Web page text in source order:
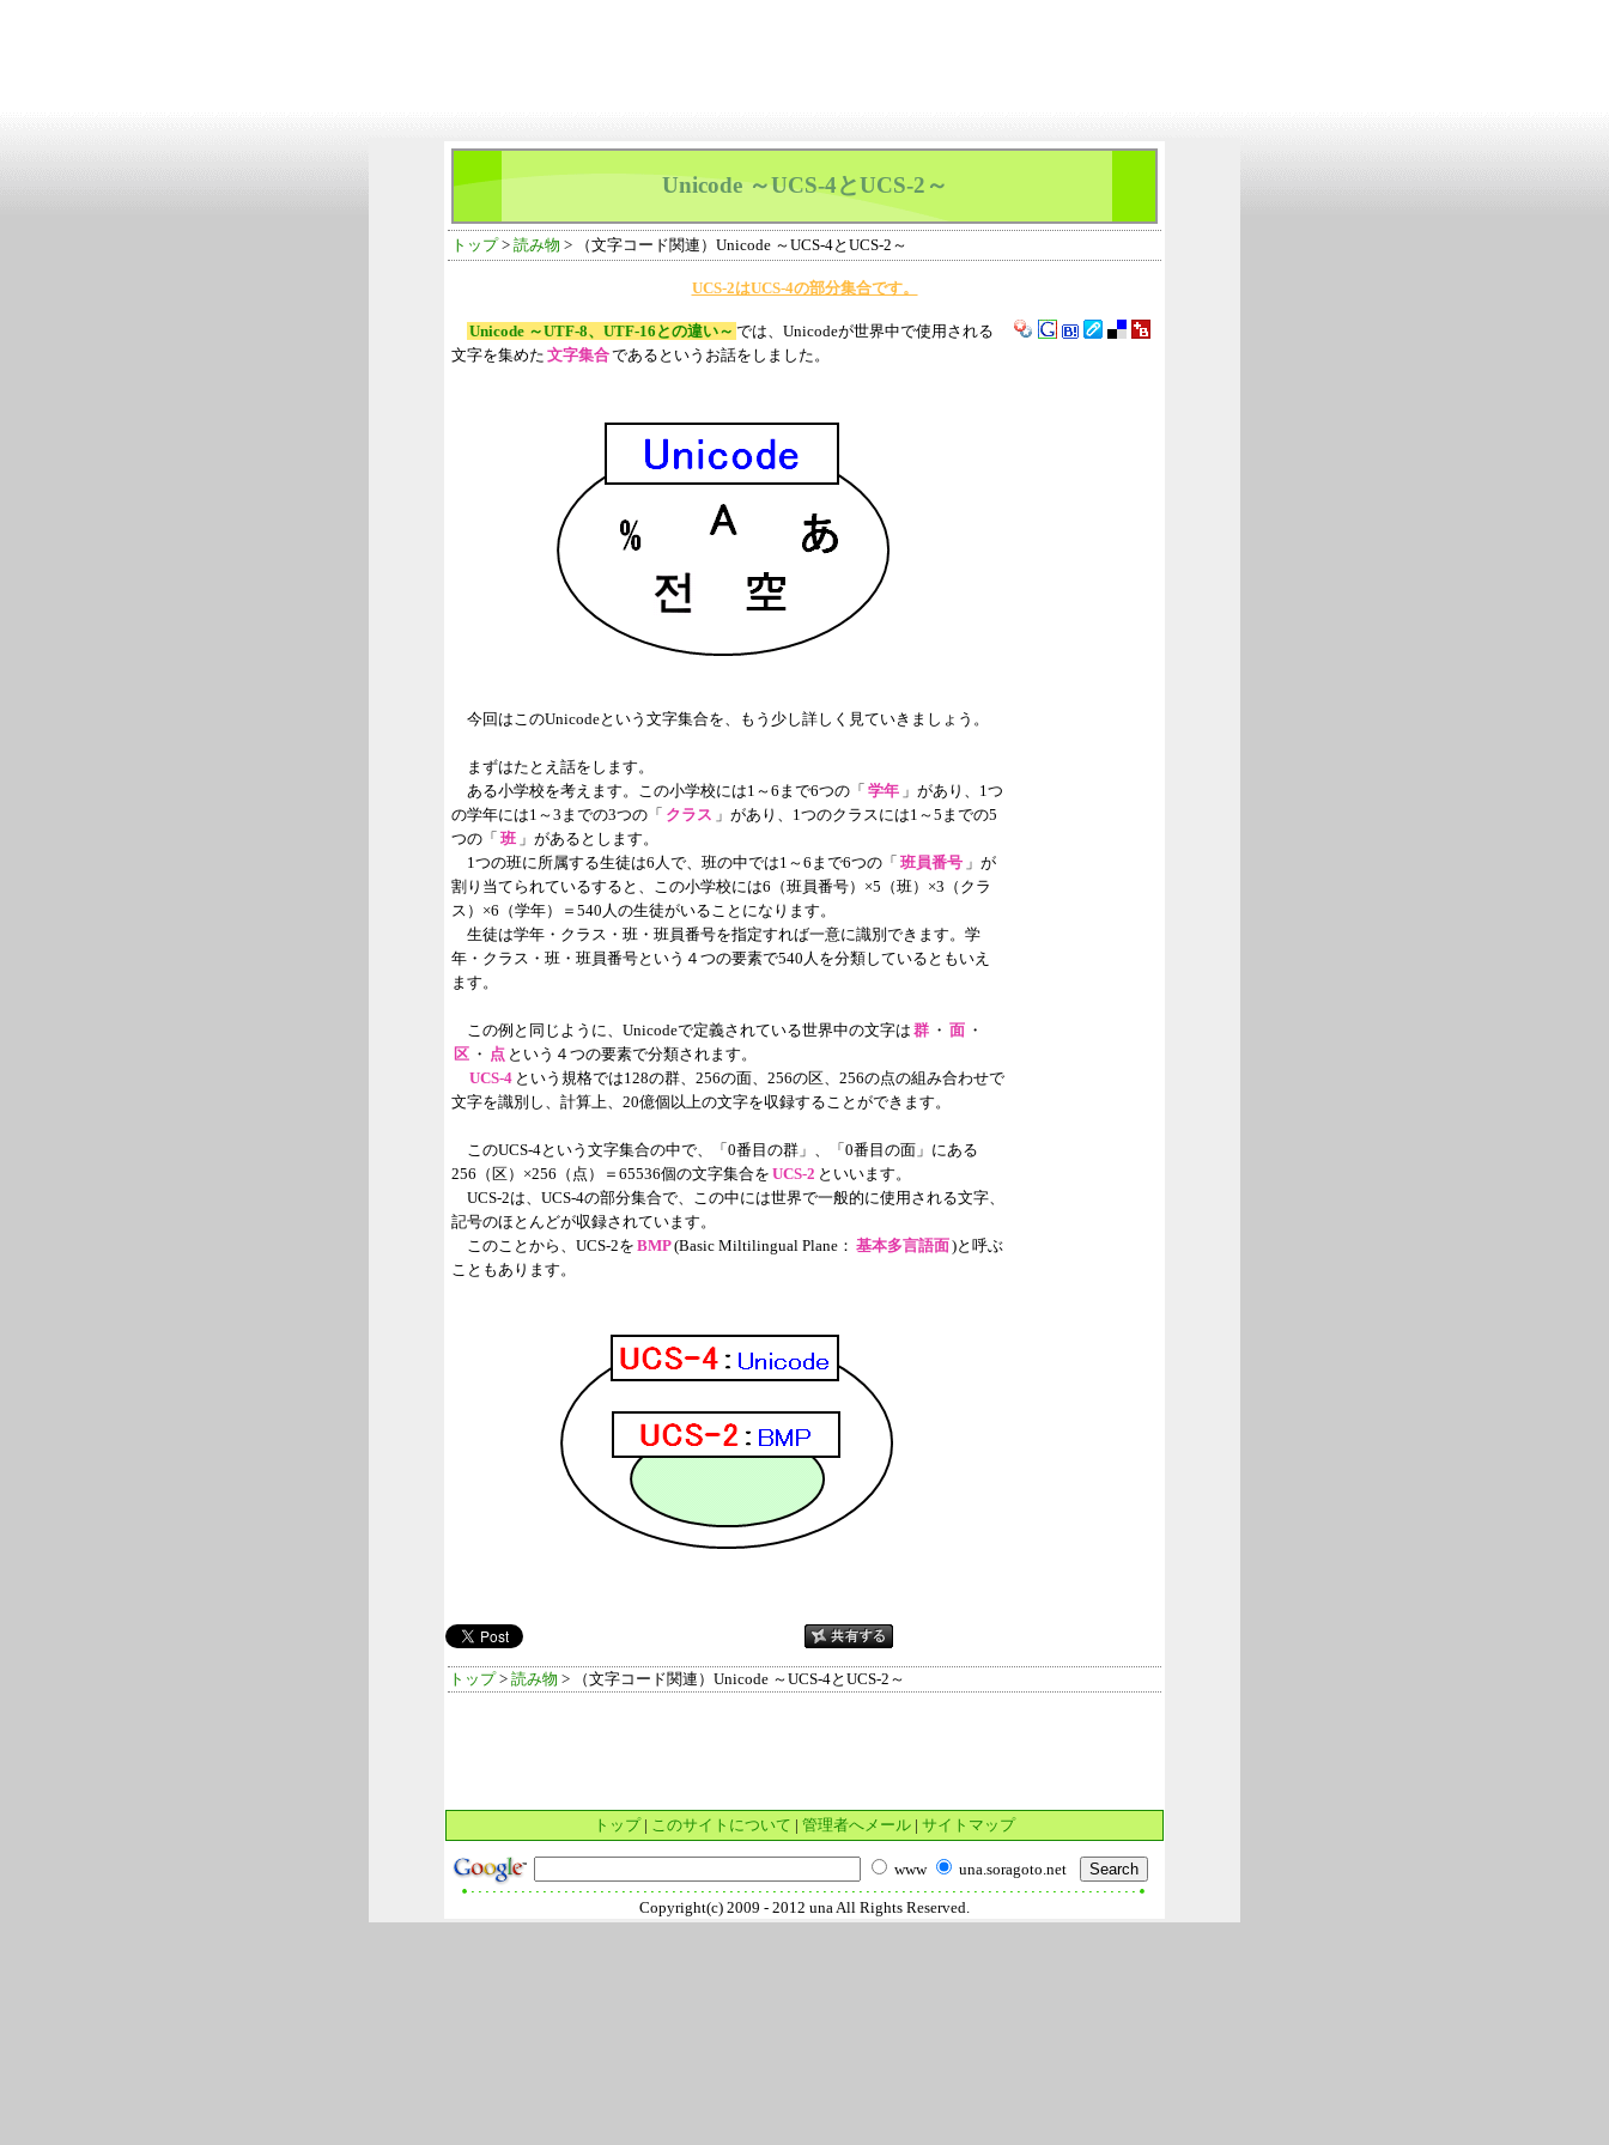
Unicode ～UCS-4とUCS-2～
トップ> 読み物 > （文字コード関連）Unicode ～UCS-4とUCS-2～
UCS-2はUCS-4の部分集合です。
Unicode ～UTF-8、UTF-16との違い～ では、Unicodeが世界中で使用される
文字を集めた 文字集合であるというお話をしました。
今回はこのUnicodeという文字集合を、もう少し詳しく見ていきましょう。
まずはたとえ話をします。
ある小学校を考えます。この小学校には1～6まで6つの「 学年 」があり、1つ
の学年には1～3までの3つの「 クラス 」があり、1つのクラスには1～5までの5
つの「 班 」があるとします。
1つの班に所属する生徒は6人で、班の中では1～6まで6つの「 班員番号 」が
割り当てられているすると、この小学校には6（班員番号）×5（班）×3（クラ
ス）×6（学年）＝540人の生徒がいることになります。
生徒は学年・クラス・班・班員番号を指定すれば一意に識別できます。学
年・クラス・班・班員番号という４つの要素で540人を分類しているともいえ
ます。
この例と同じように、Unicodeで定義されている世界中の文字は 群 ・ 面 ・
区 ・ 点 という４つの要素で分類されます。
UCS-4 という規格では128の群、256の面、256の区、256の点の組み合わせで
文字を識別し、計算上、20億個以上の文字を収録することができます。
このUCS-4という文字集合の中で、「0番目の群」、「0番目の面」にある
256（区）×256（点）＝65536個の文字集合を UCS-2 といいます。
UCS-2は、UCS-4の部分集合で、この中には世界で一般的に使用される文字、
記号のほとんどが収録されています。
このことから、UCS-2を BMP(Basic Miltilingual Plane： 基本多言語面)と呼ぶ
こともあります。
トップ> 読み物 > （文字コード関連）Unicode ～UCS-4とUCS-2～
トップ| このサイトについて | 管理者へメール | サイトマップ
www una.soragoto.net
Copyright(c) 2009 - 2012 una All Rights Reserved.